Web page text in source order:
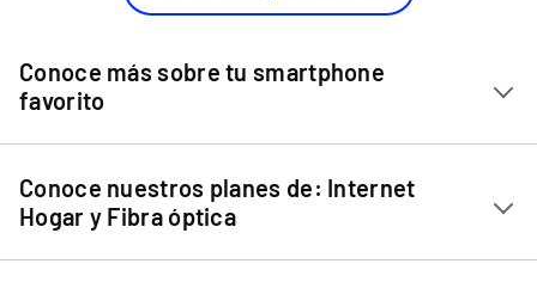
Conoce más sobre tu smartphone
favorito
Chip Entel
Apple iPhone 11
Apple iPhone 12 Mini
Conoce nuestros planes de: Internet
Hogar y Fibra óptica
Internet Hogar